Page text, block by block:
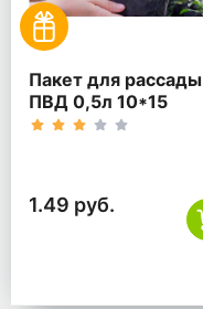
Пакет для рассады
ПВД 0,5л 10*15
120мкм черный
1.49 руб.